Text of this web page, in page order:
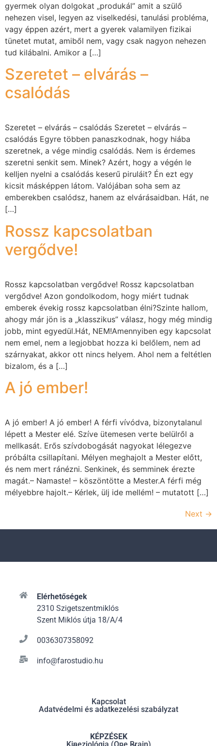
gyermek olyan dolgokat „produkál” amit a szülő
nehezen visel, legyen az viselkedési, tanulási probléma,
vagy éppen azért, mert a gyerek valamilyen fizikai
tünetet mutat, amiből nem, vagy csak nagyon nehezen
tud kilábalni. Amikor a […]
Szeretet – elvárás –
csalódás
Szeretet – elvárás – csalódás Szeretet – elvárás –
csalódás Egyre többen panaszkodnak, hogy hiába
szeretnek, a vége mindig csalódás. Nem is érdemes
szeretni senkit sem. Minek? Azért, hogy a végén le
kelljen nyelni a csalódás keserű piruláit? Én ezt egy
kicsit másképpen látom. Valójában soha sem az
emberekben csalódsz, hanem az elvárásaidban. Hát, ne
[…]
Rossz kapcsolatban
vergődve!
Rossz kapcsolatban vergődve! Rossz kapcsolatban
vergődve! Azon gondolkodom, hogy miért tudnak
emberek évekig rossz kapcsolatban élni?Szinte hallom,
ahogy már jön is a „klasszikus” válasz, hogy még mindig
jobb, mint egyedül.Hát, NEM!Amennyiben egy kapcsolat
nem emel, nem a legjobbat hozza ki belőlem, nem ad
szárnyakat, akkor ott nincs helyem. Ahol nem a feltétlen
bizalom, és a […]
A jó ember!
A jó ember! A jó ember! A férfi vívódva, bizonytalanul
lépett a Mester elé. Szíve ütemesen verte belülről a
mellkasát. Erős szívdobogását nagyokat lélegezve
próbálta csillapítani. Mélyen meghajolt a Mester előtt,
és nem mert ránézni. Senkinek, és semminek érezte
magát.– Namaste! – köszöntötte a Mester.A férfi még
mélyebbre hajolt.– Kérlek, ülj ide mellém! – mutatott […]
Next →
Elérhetőségek
2310 Szigetszentmiklós
Szent Miklós útja 18/A/4
0036307358092
info@farostudio.hu
Kapcsolat
Adatvédelmi és adatkezelési szabályzat
KÉPZÉSEK